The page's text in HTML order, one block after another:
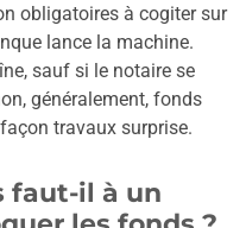
obligatoires à cogiter sur
lance la machine.
sauf si le notaire se
généralement, fonds
travaux surprise.
faut-il à un